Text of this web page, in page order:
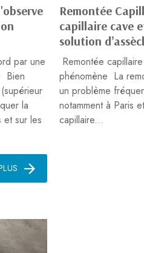
par une
Bien
la
et sur les
Remontée
capillaire cave
solution
Remontée
phénomène La
un problème
notamment à Paris
capillaire...